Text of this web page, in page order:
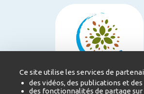
Ce site utilise les services de
des vidéos, des publications et
des fonctionnalités de partage sur